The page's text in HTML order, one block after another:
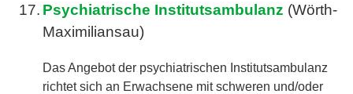
17. Psychiatrische Institutsambulanz (Wörth-
Maximiliansau)
Das Angebot der psychiatrischen Institutsambulanz
richtet sich an Erwachsene mit schweren und/oder